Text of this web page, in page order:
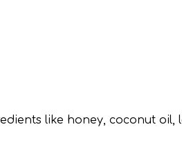
like honey, coconut oil,